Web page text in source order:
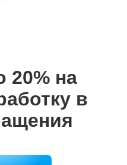
20% на
в